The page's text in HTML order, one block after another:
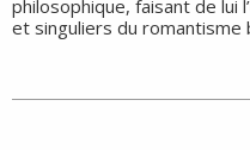
philosophique, faisant de lui
et singuliers du romantisme